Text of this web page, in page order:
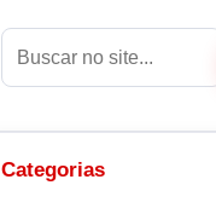
Categorias